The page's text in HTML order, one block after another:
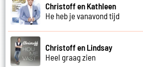
Christoff en Kathleen
He heb je vanavond tijd
Christoff en Lindsay
Heel graag zien